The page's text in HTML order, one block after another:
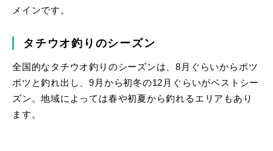
メインです。
タチウオ釣りのシーズン
全国的なタチウオ釣りのシーズンは、8月ぐらいからポツ
ポツと釣れ出し、9月から初冬の12月ぐらいがベストシー
ズン。地域によっては春や初夏から釣れるエリアもあり
ます。